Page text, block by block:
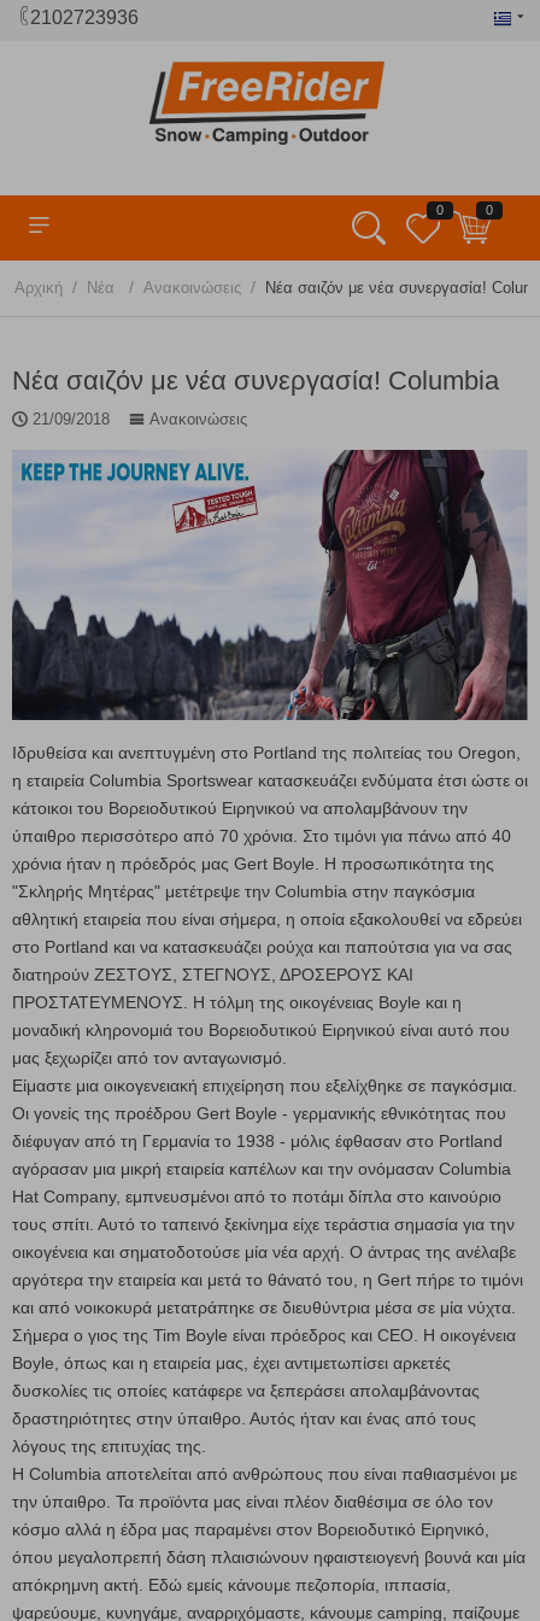
2102723936
0 0
Αρχική / Νέα / Ανακοινώσεις / Νέα σαιζόν με νέα συνεργασία!
Νέα σαιζόν με νέα συνεργασία! Columbia
21/09/2018 Ανακοινώσεις
Ιδρυθείσα και ανεπτυγμένη στο Portland της πολιτείας του Oregon,
η εταιρεία Columbia Sportswear κατασκευάζει ενδύματα έτσι ώστε οι
κάτοικοι του Βορειοδυτικού Ειρηνικού να απολαμβάνουν την
ύπαιθρο περισσότερο από 70 χρόνια. Στο τιμόνι για πάνω από 40
χρόνια ήταν η πρόεδρός μας Gert Boyle. Η προσωπικότητα της
"Σκληρής Μητέρας" μετέτρεψε την Columbia στην παγκόσμια
αθλητική εταιρεία που είναι σήμερα, η οποία εξακολουθεί να εδρεύει
στο Portland και να κατασκευάζει ρούχα και παπούτσια για να σας
διατηρούν ΖΕΣΤΟΥΣ, ΣΤΕΓΝΟΥΣ, ΔΡΟΣΕΡΟΥΣ ΚΑΙ
ΠΡΟΣΤΑΤΕΥΜΕΝΟΥΣ. Η τόλμη της οικογένειας Boyle και η
μοναδική κληρονομιά του Βορειοδυτικού Ειρηνικού είναι αυτό που
μας ξεχωρίζει από τον ανταγωνισμό.
Είμαστε μια οικογενειακή επιχείρηση που εξελίχθηκε σε παγκόσμια.
Οι γονείς της προέδρου Gert Boyle - γερμανικής εθνικότητας που
διέφυγαν από τη Γερμανία το 1938 - μόλις έφθασαν στο Portland
αγόρασαν μια μικρή εταιρεία καπέλων και την ονόμασαν Columbia
Hat Company, εμπνευσμένοι από το ποτάμι δίπλα στο καινούριο
τους σπίτι. Αυτό το ταπεινό ξεκίνημα είχε τεράστια σημασία για την
οικογένεια και σηματοδοτούσε μία νέα αρχή. Ο άντρας της ανέλαβε
αργότερα την εταιρεία και μετά το θάνατό του, η Gert πήρε το τιμόνι
και από νοικοκυρά μετατράπηκε σε διευθύντρια μέσα σε μία νύχτα.
Σήμερα ο γιος της Tim Boyle είναι πρόεδρος και CEO. Η οικογένεια
Boyle, όπως και η εταιρεία μας, έχει αντιμετωπίσει αρκετές
δυσκολίες τις οποίες κατάφερε να ξεπεράσει απολαμβάνοντας
δραστηριότητες στην ύπαιθρο. Αυτός ήταν και ένας από τους
λόγους της επιτυχίας της.
Η Columbia αποτελείται από ανθρώπους που είναι παθιασμένοι με
την ύπαιθρο. Τα προϊόντα μας είναι πλέον διαθέσιμα σε όλο τον
κόσμο αλλά η έδρα μας παραμένει στον Βορειοδυτικό Ειρηνικό,
όπου μεγαλοπρεπή δάση πλαισιώνουν ηφαιστειογενή βουνά και μία
απόκρημνη ακτή. Εδώ εμείς κάνουμε πεζοπορία, ιππασία,
ψαρεύουμε, κυνηγάμε, αναρριχόμαστε, κάνουμε camping, παίζουμε